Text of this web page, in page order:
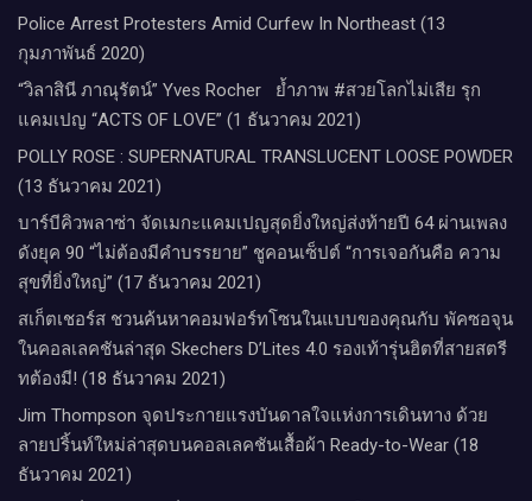
Police Arrest Protesters Amid Curfew In Northeast (13
กุมภาพันธ์ 2020)
“วิลาสินี ภาณุรัตน์” Yves Rocher​ ย้ำภาพ #สวยโลกไม่เสีย รุก
แคมเปญ “ACTS OF LOVE” (1 ธันวาคม 2021)
POLLY ROSE : SUPERNATURAL TRANSLUCENT LOOSE POWDER
(13 ธันวาคม 2021)
บาร์บีคิวพลาซ่า จัดเมกะแคมเปญสุดยิ่งใหญ่ส่งท้ายปี 64 ผ่านเพลง
ดังยุค 90 “ไม่ต้องมีคำบรรยาย” ชูคอนเซ็ปต์ “การเจอกันคือ ความ
สุขที่ยิ่งใหญ่” (17 ธันวาคม 2021)
สเก็ตเชอร์ส ชวนค้นหาคอมฟอร์ทโซนในแบบของคุณกับ พัคซอจุน
ในคอลเลคชันล่าสุด Skechers D’Lites 4.0 รองเท้ารุ่นฮิตที่สายสตรี
ทต้องมี! (18 ธันวาคม 2021)
Jim Thompson จุดประกายแรงบันดาลใจแห่งการเดินทาง ด้วย
ลายปริ้นท์ใหม่ล่าสุดบนคอลเลคชันเสื้อผ้า Ready-to-Wear (18
ธันวาคม 2021)